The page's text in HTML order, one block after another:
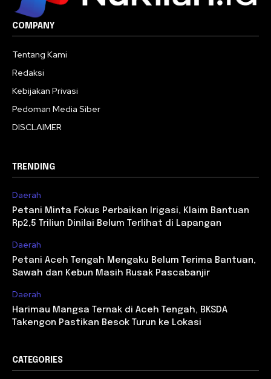
COMPANY
Tentang Kami
Redaksi
Kebijakan Privasi
Pedoman Media Siber
DISCLAIMER
TRENDING
Daerah
Petani Minta Fokus Perbaikan Irigasi, Klaim Bantuan
Rp2,5 Triliun Dinilai Belum Terlihat di Lapangan
Daerah
Petani Aceh Tengah Mengaku Belum Terima Bantuan,
Sawah dan Kebun Masih Rusak Pascabanjir
Daerah
Harimau Mangsa Ternak di Aceh Tengah, BKSDA
Takengon Pastikan Besok Turun ke Lokasi
CATEGORIES